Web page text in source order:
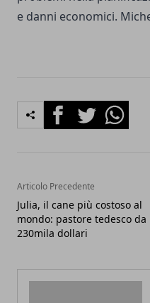
e danni economici.
FacebookTwitterWhatsapp
Articolo Precedente
Julia, il cane più costoso al
mondo: pastore tedesco da
230mila dollari